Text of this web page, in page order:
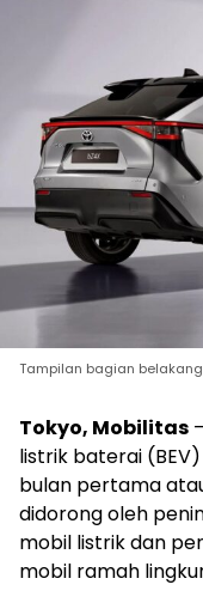
Tampilan bagian
Tokyo, Mobilitas
listrik baterai
bulan pertama
didorong oleh
mobil listrik dan
mobil ramah